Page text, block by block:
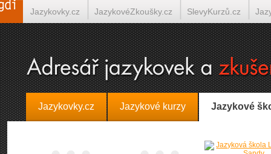
Jazykovky.cz Jazykové kurzy Jazykové
Jazykovky.cz JazykovéZkoušky.cz SlevyKurzů.cz
Španělština on-line Italština on-line Tlumočení-